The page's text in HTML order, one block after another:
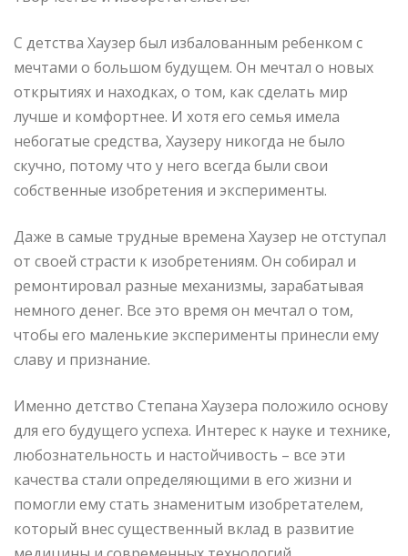
С детства Хаузер был избалованным ребенком с
мечтами о большом будущем. Он мечтал о новых
открытиях и находках, о том, как сделать мир
лучше и комфортнее. И хотя его семья имела
небогатые средства, Хаузеру никогда не было
скучно, потому что у него всегда были свои
собственные изобретения и эксперименты.
Даже в самые трудные времена Хаузер не отступал
от своей страсти к изобретениям. Он собирал и
ремонтировал разные механизмы, зарабатывая
немного денег. Все это время он мечтал о том,
чтобы его маленькие эксперименты принесли ему
славу и признание.
Именно детство Степана Хаузера положило основу
для его будущего успеха. Интерес к науке и технике,
любознательность и настойчивость – все эти
качества стали определяющими в его жизни и
помогли ему стать знаменитым изобретателем,
который внес существенный вклад в развитие